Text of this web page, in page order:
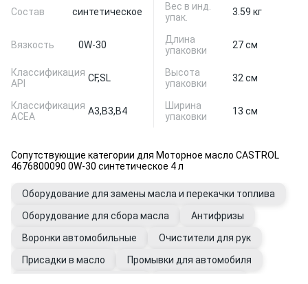
Состав
синтетическое
Вязкость 0W-30
Классификация
API
CF,SL
Классификация
ACEA
A3,B3,B4
Вес в инд.
упак.
3.59 кг
Длина
упаковки
27 см
Высота
упаковки
32 см
Ширина
упаковки
13 см
Сопутствующие категории для Моторное масло CASTROL
4676800090 0W-30 синтетическое 4 л
Оборудование для замены масла и перекачки топлива
Оборудование для сбора масла
Антифризы
Воронки автомобильные
Очистители для рук
Присадки в масло
Промывки для автомобиля